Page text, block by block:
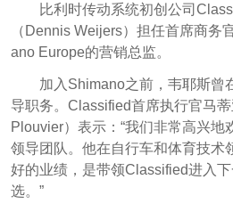
比利时传动系统初创公司
（Dennis Weijers）担任首席商务
ano Europe的营销总监。
加入Shimano之前，韦耶斯曾
导职务。Classified首席执行官马
Plouvier）表示：“我们非常高兴地
领导团队。他在自行车和体育技术
好的业绩，是带领Classified进入
选。”